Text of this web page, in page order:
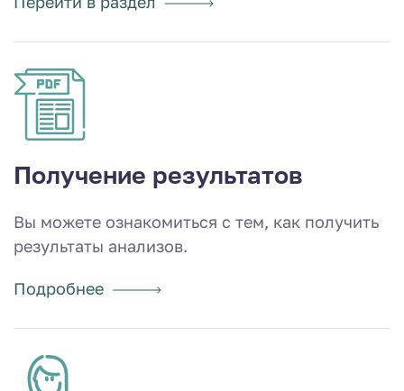
Получение результатов
Вы можете ознакомиться с тем, как получить
результаты анализов.
Подробнее